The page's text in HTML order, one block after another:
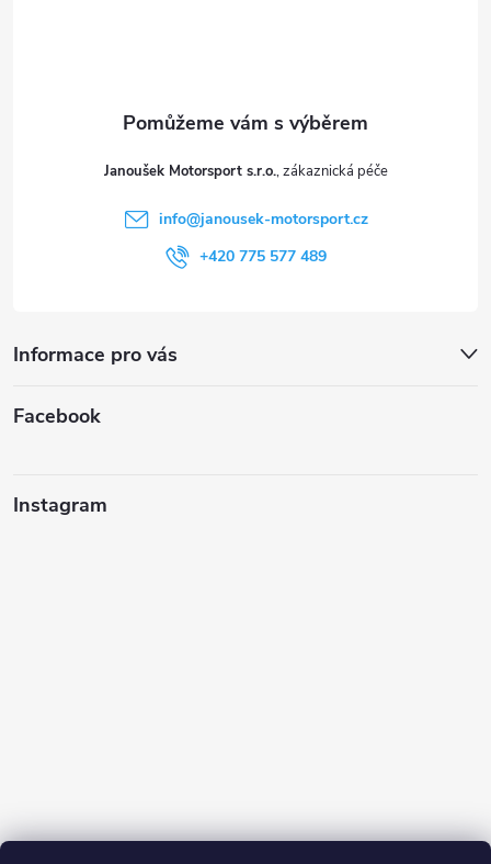
Janoušek Motorsport s.r.o.
info@janousek-motorsport.cz
+420 775 577 489
Informace pro vás
Facebook
Instagram